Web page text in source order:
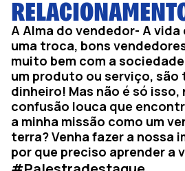
A Alma do vendedor- A
uma troca, bons
muito bem com a
um produto ou serviço,
dinheiro! Mas não é só isso,
confusão louca que
a minha missão como um
terra? Venha fazer a nossa
por que preciso aprender a